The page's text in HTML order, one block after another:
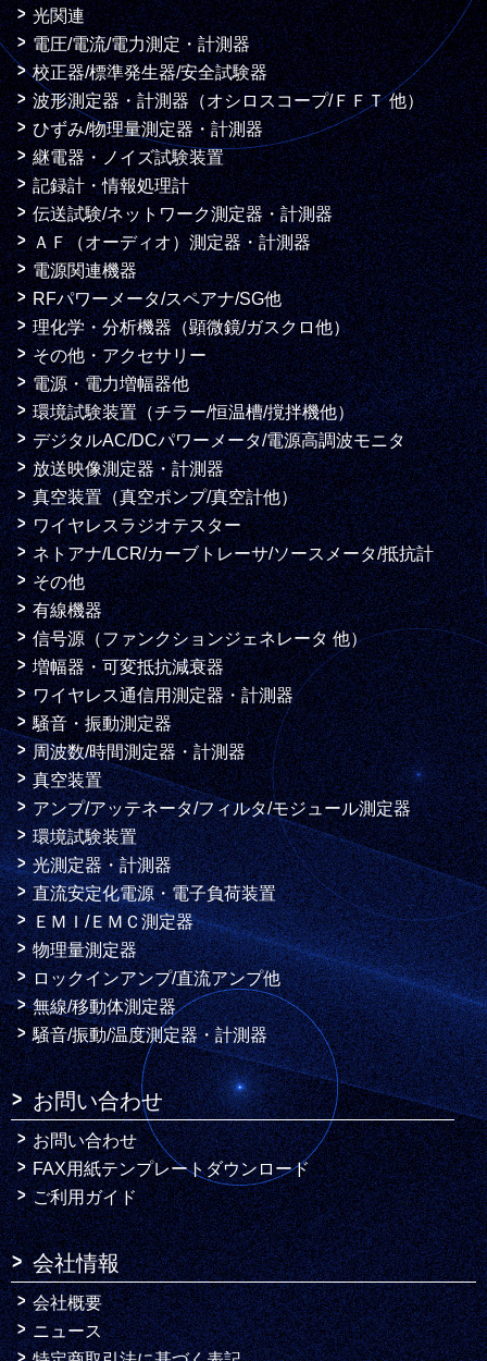
光関連
電圧/電流/電力測定・計測器
校正器/標準発生器/安全試験器
波形測定器・計測器（オシロスコープ/ＦＦＴ 他）
ひずみ/物理量測定器・計測器
継電器・ノイズ試験装置
記録計・情報処理計
伝送試験/ネットワーク測定器・計測器
ＡＦ（オーディオ）測定器・計測器
電源関連機器
RFパワーメータ/スペアナ/SG他
理化学・分析機器（顕微鏡/ガスクロ他）
その他・アクセサリー
電源・電力増幅器他
環境試験装置（チラー/恒温槽/撹拌機他）
デジタルAC/DCパワーメータ/電源高調波モニタ
放送映像測定器・計測器
真空装置（真空ポンプ/真空計他）
ワイヤレスラジオテスター
ネトアナ/LCR/カーブトレーサ/ソースメータ/抵抗計
その他
有線機器
信号源（ファンクションジェネレータ 他）
増幅器・可変抵抗減衰器
ワイヤレス通信用測定器・計測器
騒音・振動測定器
周波数/時間測定器・計測器
真空装置
アンプ/アッテネータ/フィルタ/モジュール測定器
環境試験装置
光測定器・計測器
直流安定化電源・電子負荷装置
ＥＭＩ/ＥＭＣ測定器
物理量測定器
ロックインアンプ/直流アンプ他
無線/移動体測定器
騒音/振動/温度測定器・計測器
お問い合わせ
お問い合わせ
FAX用紙テンプレートダウンロード
ご利用ガイド
会社情報
会社概要
ニュース